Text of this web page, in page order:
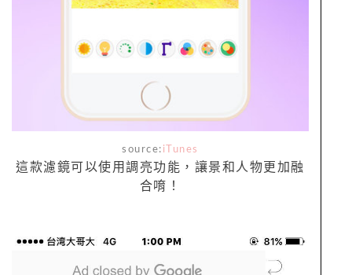
source: iTunes
這款濾鏡可以使用調亮功能，讓景和人物更加融
合唷！